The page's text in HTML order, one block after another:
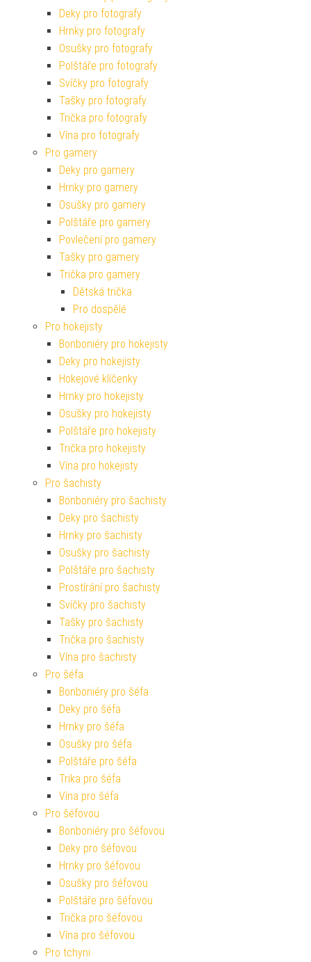
Deky pro fotografy
Hrnky pro fotografy
Osušky pro fotografy
Polštáře pro fotografy
Svíčky pro fotografy
Tašky pro fotografy
Trička pro fotografy
Vína pro fotografy
Pro gamery
Deky pro gamery
Hrnky pro gamery
Osušky pro gamery
Polštáře pro gamery
Povlečení pro gamery
Tašky pro gamery
Trička pro gamery
Dětská trička
Pro dospělé
Pro hokejisty
Bonboniéry pro hokejisty
Deky pro hokejisty
Hokejové klíčenky
Hrnky pro hokejisty
Osušky pro hokejisty
Polštáře pro hokejisty
Trička pro hokejisty
Vína pro hokejisty
Pro šachisty
Bonboniéry pro šachisty
Deky pro šachisty
Hrnky pro šachisty
Osušky pro šachisty
Polštáře pro šachisty
Prostírání pro šachisty
Svíčky pro šachisty
Tašky pro šachisty
Trička pro šachisty
Vína pro šachisty
Pro šéfa
Bonboniéry pro šéfa
Deky pro šéfa
Hrnky pro šéfa
Osušky pro šéfa
Polštáře pro šéfa
Trika pro šéfa
Vína pro šéfa
Pro šéfovou
Bonboniéry pro šéfovou
Deky pro šéfovou
Hrnky pro šéfovou
Osušky pro šéfovou
Polštáře pro šéfovou
Trička pro šéfovou
Vína pro šéfovou
Pro tchyni